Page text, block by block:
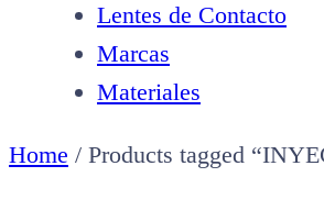
Lentes de Contacto
Marcas
Materiales
Home / Products tagged